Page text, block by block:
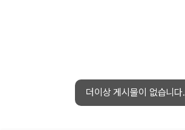
더이상 게시물이 없습니다.